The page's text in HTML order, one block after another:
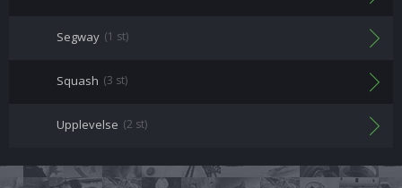
Segway (1 st)
Squash (3 st)
Upplevelse (2 st)